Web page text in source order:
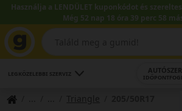
Használja a LENDÜLET kuponkódot és
Még 52 nap 18 óra 39 perc 58
LEGKÖZELEBBI SZERVIZ
Triangle